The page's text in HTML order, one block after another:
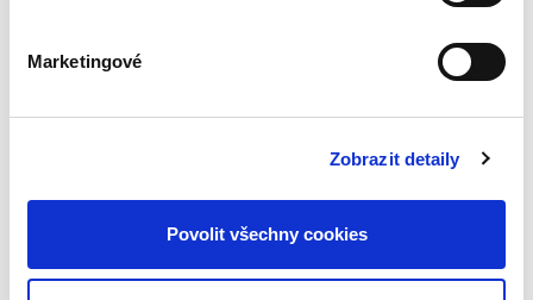
Marketingové
Zobrazit detaily
Povolit všechny cookies
Tato publikace má čtenáři posloužit jako první
Správní právo.
vydání